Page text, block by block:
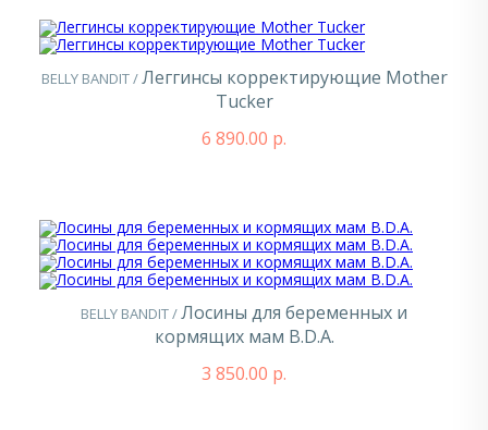
BELLY BANDIT /Леггинсы корректирующие Mother
Tucker
6 890.00 р.
BELLY BANDIT /Лосины для беременных и
кормящих мам B.D.A.
3 850.00 р.